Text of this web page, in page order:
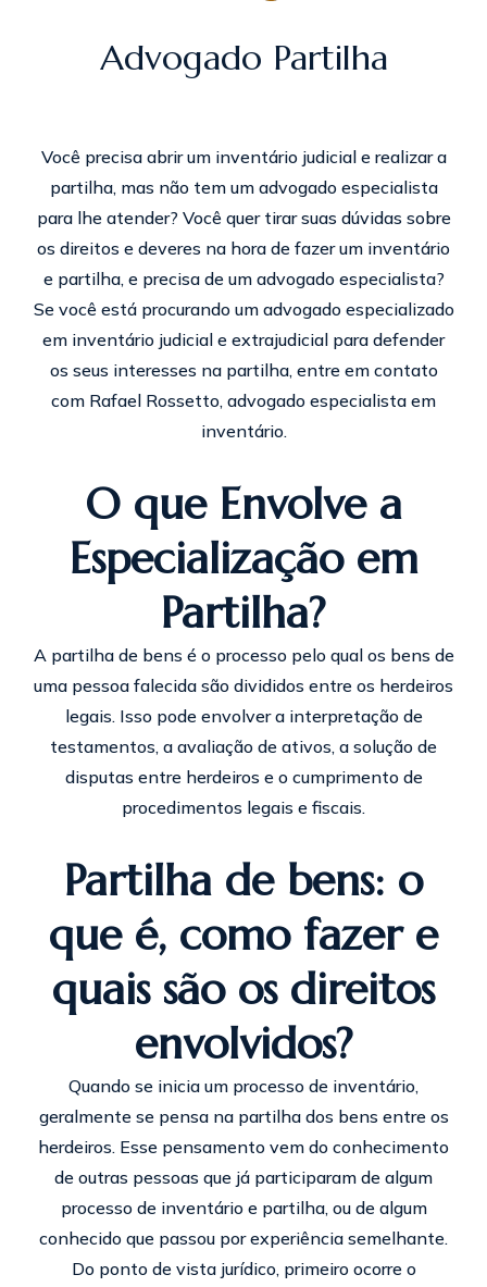
Advogado Partilha
Você precisa abrir um inventário judicial e realizar a
partilha, mas não tem um advogado especialista
para lhe atender? Você quer tirar suas dúvidas sobre
os direitos e deveres na hora de fazer um inventário
e partilha, e precisa de um advogado especialista?
Se você está procurando um advogado especializado
em inventário judicial e extrajudicial para defender
os seus interesses na partilha, entre em contato
com Rafael Rossetto, advogado especialista em
inventário.
O que Envolve a
Especialização em
Partilha?
A partilha de bens é o processo pelo qual os bens de
uma pessoa falecida são divididos entre os herdeiros
legais. Isso pode envolver a interpretação de
testamentos, a avaliação de ativos, a solução de
disputas entre herdeiros e o cumprimento de
procedimentos legais e fiscais.
Partilha de bens: o
que é, como fazer e
quais são os direitos
envolvidos?
Quando se inicia um processo de inventário,
geralmente se pensa na partilha dos bens entre os
herdeiros. Esse pensamento vem do conhecimento
de outras pessoas que já participaram de algum
processo de inventário e partilha, ou de algum
conhecido que passou por experiência semelhante.
Do ponto de vista jurídico, primeiro ocorre o